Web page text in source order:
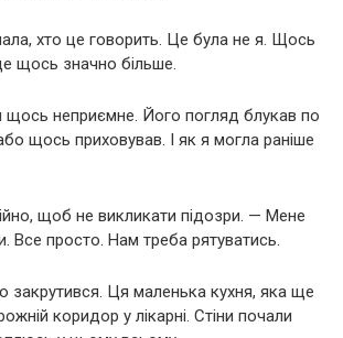
хто це говорить. Це була не я. Щось
щось значно більше.
щось неприємне. Його погляд блукав по
щось приховував. І як я могла раніше
щоб не викликати підозри. — Мене
просто. Нам треба рятуватись.
закрутився. Ця маленька кухня, яка ще
коридор у лікарні. Стіни почали